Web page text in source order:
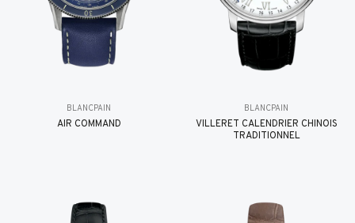
BLANCPAIN
AIR COMMAND
BLANCPAIN
VILLERET CALENDRIER CHINOIS
TRADITIONNEL